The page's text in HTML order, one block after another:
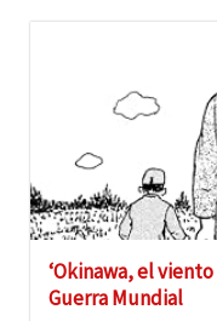
‘Okinawa, el
Guerra Mundial